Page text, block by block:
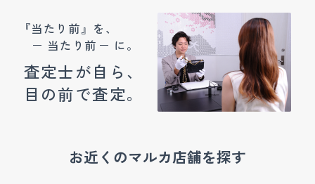
『当たり前』を、
当たり前
に。
査定士が自ら、
目の前で査定。
お近くのマルカ店舗を探す